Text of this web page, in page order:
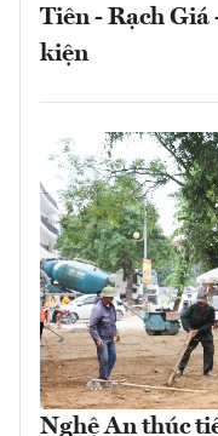
Tiên - Rạch
kiện
Nghệ An thúc